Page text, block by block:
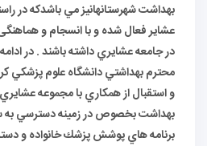
بهداشت شهرستانهانیز مي باشدكه در
عشاير فعال شده و با انسجام و
در جامعه عشايري داشته باشند . در
محترم بهداشتي دانشگاه علوم
و استقبال از همكاري با مجموعه
بهداشت بخصوص در زمينه دسترسي به
برنامه هاي پوشش پزشك خانواده و